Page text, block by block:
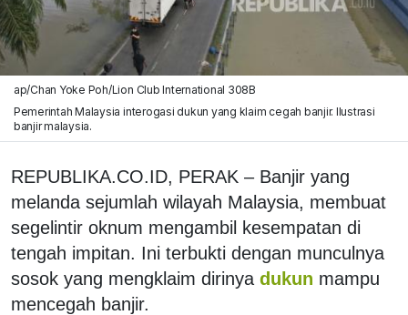
ap/Chan Yoke Poh/Lion Club International 308B
Pemerintah Malaysia interogasi dukun yang klaim cegah banjir. Ilustrasi
banjir malaysia.
REPUBLIKA.CO.ID, PERAK – Banjir yang
melanda sejumlah wilayah Malaysia, membuat
segelintir oknum mengambil kesempatan di
tengah impitan. Ini terbukti dengan munculnya
sosok yang mengklaim dirinya dukun mampu
mencegah banjir.